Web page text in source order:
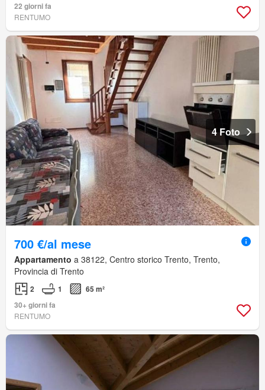
22 giorni fa
RENTUMO
4 Foto
700 €/al mese
Appartamento a 38122, Centro storico Trento, Trento,
Provincia di Trento
2 1
65 m²
30+ giorni fa
RENTUMO